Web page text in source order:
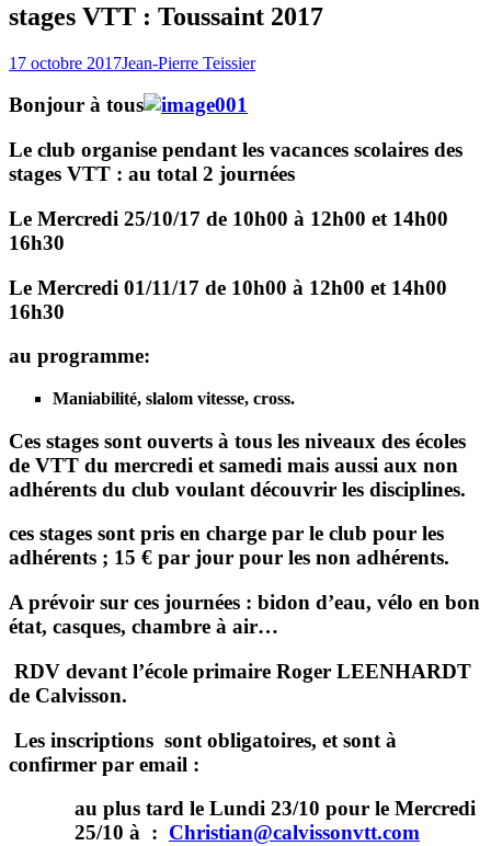
stages VTT : Toussaint 2017
17 octobre 2017Jean-Pierre Teissier
Bonjour à tous
Le club organise pendant les vacances scolaires des
stages VTT : au total 2 journées
Le Mercredi 25/10/17 de 10h00 à 12h00 et 14h00
16h30
Le Mercredi 01/11/17 de 10h00 à 12h00 et 14h00
16h30
au programme:
Maniabilité, slalom vitesse, cross.
Ces stages sont ouverts à tous les niveaux des écoles
de VTT du mercredi et samedi mais aussi aux non
adhérents du club voulant découvrir les disciplines.
ces stages sont pris en charge par le club pour les
adhérents ; 15 € par jour pour les non adhérents.
A prévoir sur ces journées : bidon d’eau, vélo en bon
état, casques, chambre à air…
RDV devant l’école primaire Roger LEENHARDT
de Calvisson.
Les inscriptions sont obligatoires, et sont à
confirmer par email :
au plus tard le Lundi 23/10 pour le Mercredi
25/10 à : Christian@calvissonvtt.com